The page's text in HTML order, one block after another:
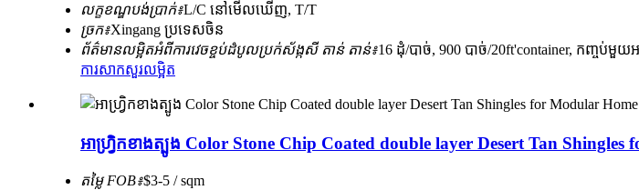
លក្ខខណ្ឌបង់ប្រាក់៖L/C នៅមើលឃើញ, T/T
ច្រក៖Xingang ប្រទេសចិន
ព័ត៌មានលម្អិតអំពីការវេចខ្ចប់ដំបូលប្រក់ស័ង្កសី តាន់ តាន់៖16 ដុំ/បាច់, 900 បាច់/20ft'container, កញ្ចប់មួយ
ការសាកសួរលម្អិត
អាហ្រ្វិកខាងត្បូង Color Stone Chip Coated double layer Desert Tan
តម្លៃ FOB៖$3-5 / sqm